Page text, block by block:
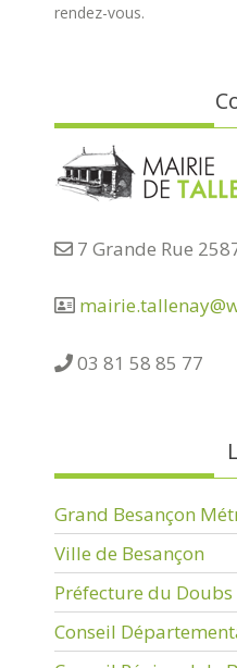
rendez-vous.
7 Grande Rue
03 81 58 85 77
Grand Besançon
Ville de Besançon
Préfecture du Doubs
Conseil